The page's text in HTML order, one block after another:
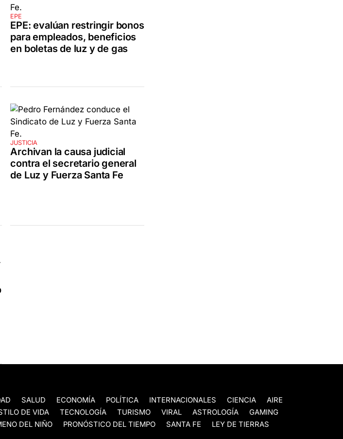
EPE
EPE: evalúan restringir bonos
para empleados, beneficios
en boletas de luz y de gas
JUSTICIA
Archivan la causa judicial
contra el secretario general
de Luz y Fuerza Santa Fe
SALUD ECONOMÍA POLÍTICA INTERNACIONALES CIENCIA
AIRE
DE VIDA TECNOLOGÍA TURISMO VIRAL ASTROLOGÍA
GAMING
DEL NIÑO PRONÓSTICO DEL TIEMPO SANTA FE
LEY DE TIERRAS